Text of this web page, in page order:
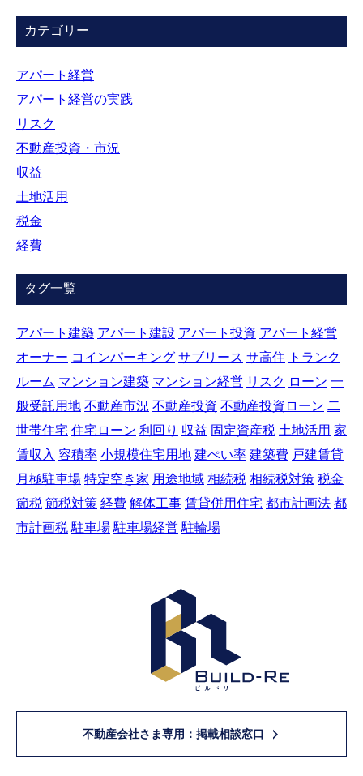
カテゴリー
アパート経営
アパート経営の実践
リスク
不動産投資・市況
収益
土地活用
税金
経費
タグ一覧
アパート建築 アパート建設 アパート投資 アパート経営
オーナー コインパーキング サブリース サ高住
トランク
ルーム マンション建築 マンション経営 リスク ローン 一
般受託用地 不動産市況 不動産投資 不動産投資ローン 二
世帯住宅 住宅ローン 利回り 収益 固定資産税 土地活用 家
賃収入 容積率 小規模住宅用地 建ぺい率 建築費 戸建賃貸
月極駐車場 特定空き家 用途地域 相続税 相続税対策 税金
節税 節税対策 経費 解体工事 賃貸併用住宅 都市計画法 都
市計画税 駐車場 駐車場経営 駐輪場
不動産会社さま専用：掲載相談窓口